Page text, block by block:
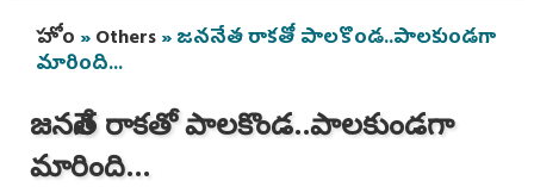
You are here
హోం »Others» జననేత రాకతో పాలకొండ..పాలకుండగా
మారింది...
జననేత రాకతో పాలకొండ..పాలకుండగా
మారింది...